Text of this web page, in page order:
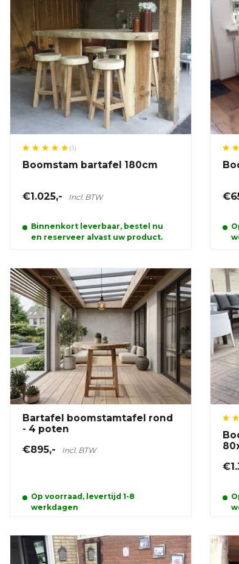
(1)
Boomstam bartafel 180cm
€1.025,- Incl. BTW
Binnenkort leverbaar, bestel nu
en reserveer alvast uw product.
Bartafel boomstamtafel rond
- 4 poten
€895,- Incl. BTW
Op voorraad, levertijd 1-8
werkdagen